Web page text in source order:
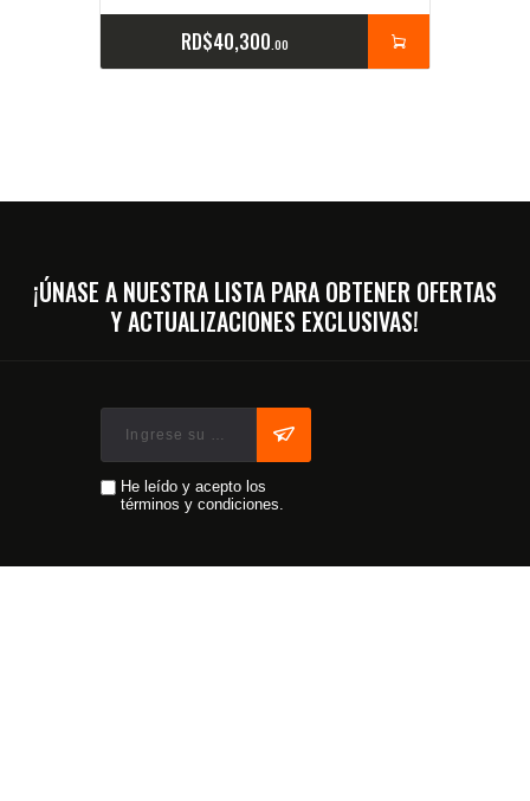
RD$40,300 00
¡ÚNASE A NUESTRA LISTA PARA OBTENER OFERTAS
Y ACTUALIZACIONES EXCLUSIVAS!
He leído y acepto los
términos y condiciones.